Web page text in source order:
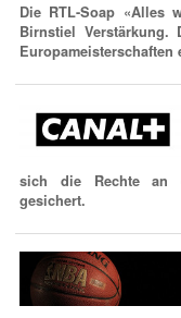
Die RTL-Soap «Alles
Birnstiel
Europameisterschaften
sich die Rechte an
gesichert.